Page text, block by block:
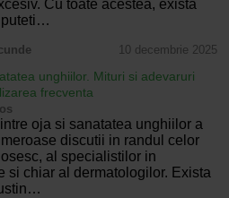
Cu toate acestea, exista
puteti…
10 decembrie 2025
unghiilor. Mituri si adevaruri
frecventa
oja si sanatatea unghiilor a
discutii in randul celor
al specialistilor in
si chiar al dermatologilor. Exista